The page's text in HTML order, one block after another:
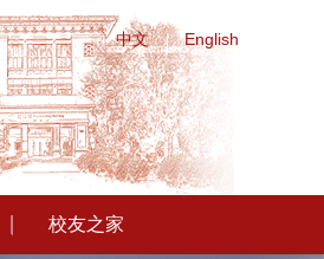
中文 English
校友之家